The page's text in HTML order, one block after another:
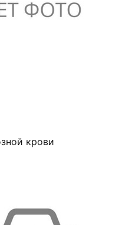
крови